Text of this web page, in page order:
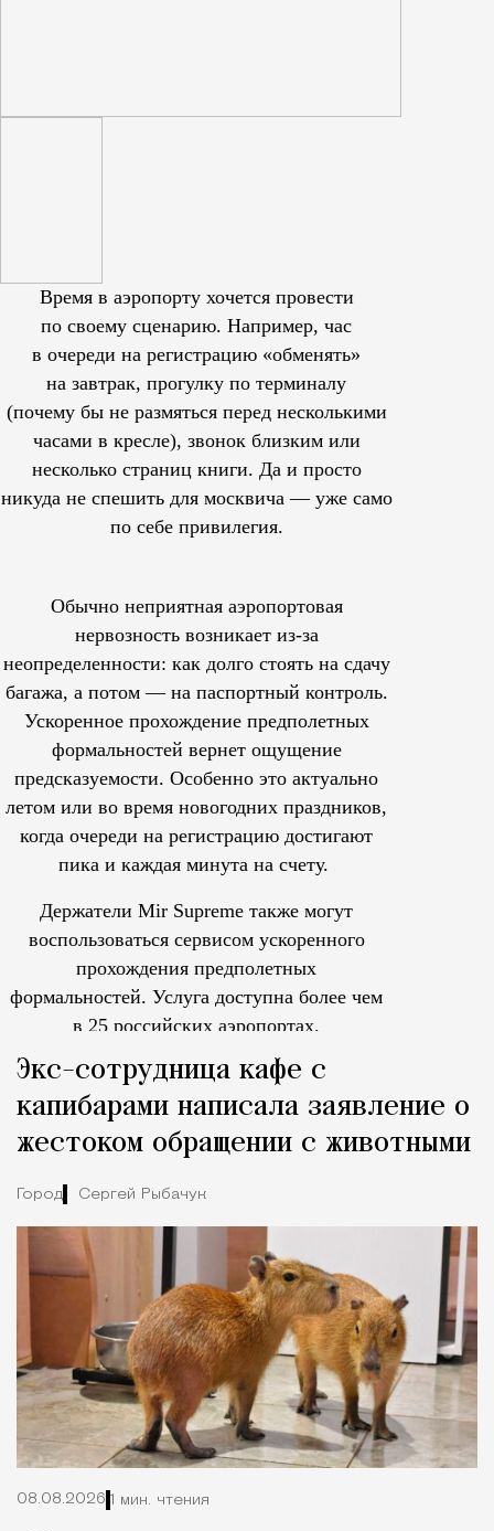
Время в аэропорту хочется провести
по своему сценарию. Например, час
в очереди на регистрацию «обменять»
на завтрак, прогулку по терминалу
(почему бы не размяться перед несколькими
часами в кресле), звонок близким или
несколько страниц книги. Да и просто
никуда не спешить для москвича — уже само
по себе привилегия.
Обычно неприятная аэропортовая
нервозность возникает из-за
неопределенности: как долго стоять на сдачу
багажа, а потом — на паспортный контроль.
Ускоренное прохождение предполетных
формальностей вернет ощущение
предсказуемости. Особенно это актуально
летом или во время новогодних праздников,
когда очереди на регистрацию достигают
пика и каждая минута на счету.
Держатели Mir Supreme также могут
воспользоваться сервисом ускоренного
прохождения предполетных
формальностей. Услуга доступна более чем
в 25 российских аэропортах.
Экс-сотрудница кафе с
капибарами написала заявление о
жестоком обращении с животными
Город Сергей Рыбачук
08.08.2026 1 мин. чтения